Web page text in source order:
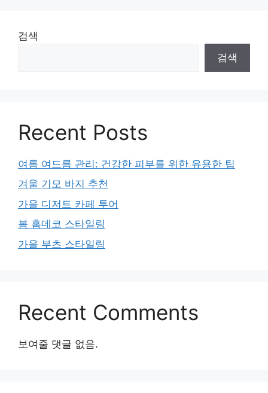
검색
검색
Recent Posts
여름 여드름 관리: 건강한 피부를 위한 유용한 팁
겨울 기모 바지 추천
가을 디저트 카페 투어
봄 홈데코 스타일링
가을 부츠 스타일링
Recent Comments
보여줄 댓글 없음.